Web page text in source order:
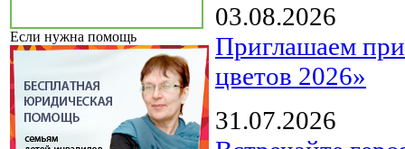
Если нужна помощь
03.08.2026
Приглашаем
цветов 2026»
31.07.2026